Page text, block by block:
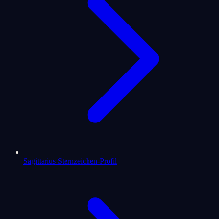
Sagittarius Sternzeichen-Profil